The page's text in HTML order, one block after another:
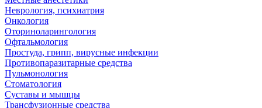
Неврология, психиатрия
Онкология
Оториноларингология
Офтальмология
Простуда, грипп, вирусные инфекции
Противопаразитарные средства
Пульмонология
Стоматология
Суставы и мышцы
Трансфузионные средства